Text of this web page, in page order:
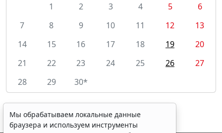
1
2 3 4 5
6
7
8 9 10 11 12
13
14
15 16 17 18 19
20
21
22 23 24 25 26
27
28
29 30*
Мы обрабатываем локальные данные
браузера и используем инструменты